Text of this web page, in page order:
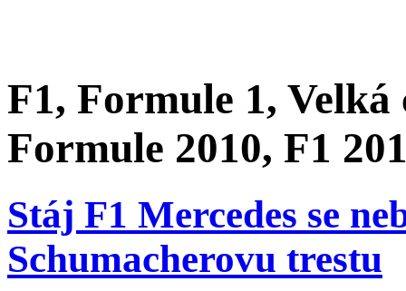
F1, Formule 1, Velká
Formule 2010, F1
Stáj F1 Mercedes se
Schumacherovu trestu